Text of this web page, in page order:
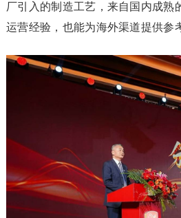
厂引入的制造工艺，来自国内成熟
运营经验，也能为海外渠道提供参